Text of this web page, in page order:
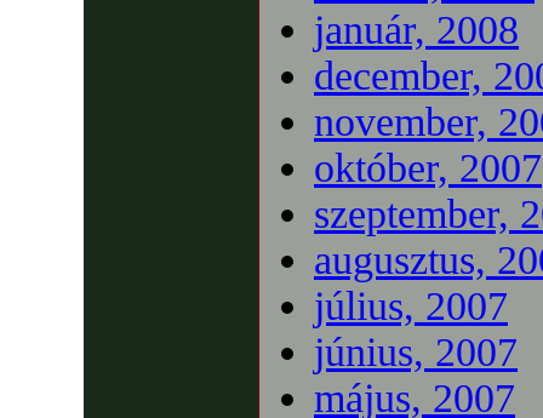
január, 2008
december,
november,
október, 2007
szeptember,
augusztus,
július, 2007
június, 2007
május, 2007